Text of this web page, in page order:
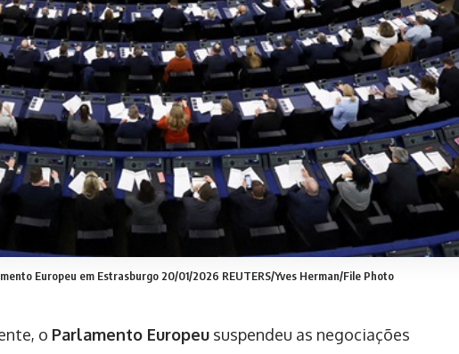
Europeu em Estrasburgo 20/01/2026 REUTERS/Yves Herman/File Photo
o Parlamento Europeu suspendeu as negociações